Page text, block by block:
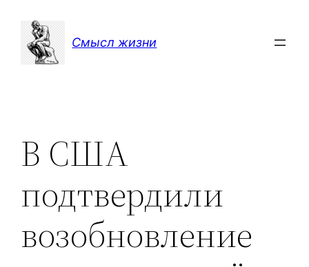
содержимому
Смысл жизни
В США
подтвердили
возобновление